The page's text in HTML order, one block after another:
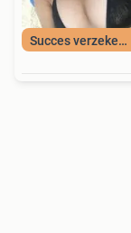
Succes verzekerd!